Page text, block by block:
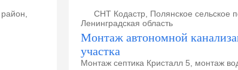
СНТ Кодастр, Полянское сельское
Ленинградская область
Монтаж автономной
участка
Монтаж септика Кристалл 5, монтаж